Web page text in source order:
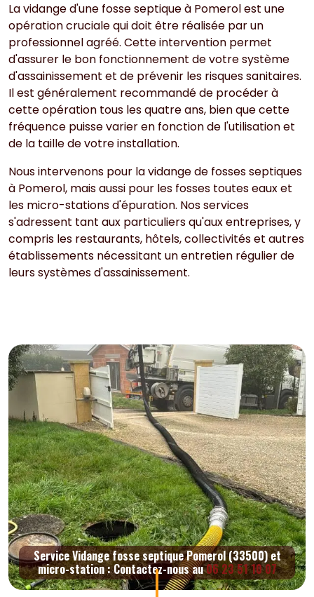
La vidange d'une fosse septique à Pomerol est une
opération cruciale qui doit être réalisée par un
professionnel agréé. Cette intervention permet
d'assurer le bon fonctionnement de votre système
d'assainissement et de prévenir les risques sanitaires.
Il est généralement recommandé de procéder à
cette opération tous les quatre ans, bien que cette
fréquence puisse varier en fonction de l'utilisation et
de la taille de votre installation.
Nous intervenons pour la vidange de fosses septiques
à Pomerol, mais aussi pour les fosses toutes eaux et
les micro-stations d'épuration. Nos services
s'adressent tant aux particuliers qu'aux entreprises, y
compris les restaurants, hôtels, collectivités et autres
établissements nécessitant un entretien régulier de
leurs systèmes d'assainissement.
Service Vidange fosse septique Pomerol (33500) et
micro-station : Contactez-nous au06 23 51 10 07